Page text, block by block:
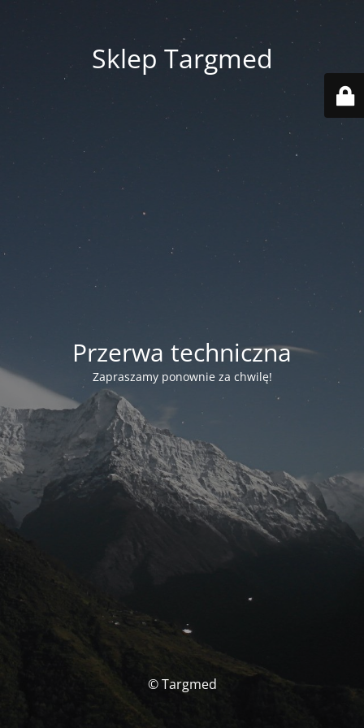
Sklep Targmed
Przerwa techniczna
Zapraszamy ponownie za chwilę!
© Targmed